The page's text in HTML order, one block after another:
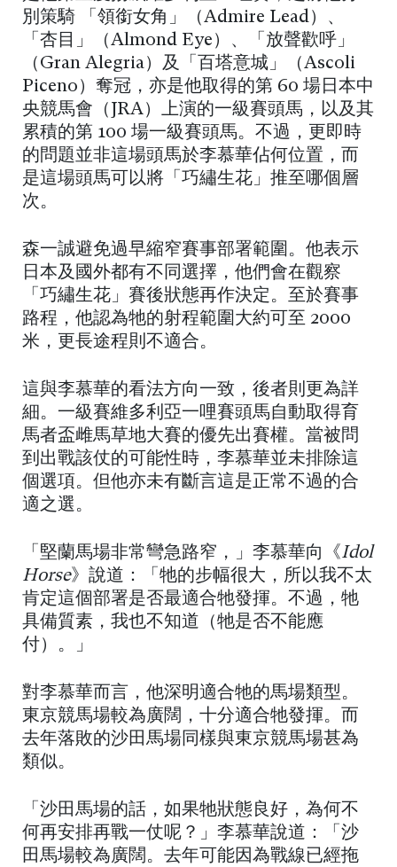
別策騎 「領銜女角」（Admire Lead）、
「杏目」（Almond Eye）、「放聲歡呼」
（Gran Alegria）及「百塔意城」（Ascoli
Piceno）奪冠，亦是他取得的第 60 場日本中
央競馬會（JRA）上演的一級賽頭馬，以及其
累積的第 100 場一級賽頭馬。不過，更即時
的問題並非這場頭馬於李慕華佔何位置，而
是這場頭馬可以將「巧繡生花」推至哪個層
次。
森一誠避免過早縮窄賽事部署範圍。他表示
日本及國外都有不同選擇，他們會在觀察
「巧繡生花」賽後狀態再作決定。至於賽事
路程，他認為牠的射程範圍大約可至 2000
米，更長途程則不適合。
這與李慕華的看法方向一致，後者則更為詳
細。一級賽維多利亞一哩賽頭馬自動取得育
馬者盃雌馬草地大賽的優先出賽權。當被問
到出戰該仗的可能性時，李慕華並未排除這
個選項。但他亦未有斷言這是正常不過的合
適之選。
「堅蘭馬場非常彎急路窄，」李慕華向《Idol
Horse》說道：「牠的步幅很大，所以我不太
肯定這個部署是否最適合牠發揮。不過，牠
具備質素，我也不知道（牠是否不能應
付）。」
對李慕華而言，他深明適合牠的馬場類型。
東京競馬場較為廣闊，十分適合牠發揮。而
去年落敗的沙田馬場同樣與東京競馬場甚為
類似。
「沙田馬場的話，如果牠狀態良好，為何不
何再安排再戰一仗呢？」李慕華說道：「沙
田馬場較為廣闊。去年可能因為戰線已經拖